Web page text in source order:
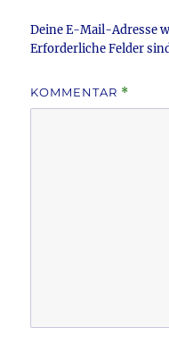
Deine E-Mail-Adresse
Erforderliche Felder
KOMMENTAR *